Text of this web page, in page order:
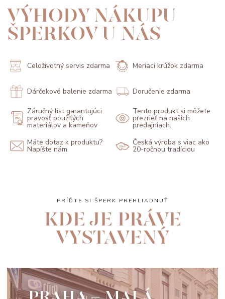
VÝHODY NÁKUPU
ŠPERKOV U NÁS
Celoživotný servis zdarma Meriaci krúžok zdarma
Dárčekové balenie zdarma Doručenie zdarma
Záručný list garantujúci
pravosť použitých
materiálov a kameňov
Tento produkt si môžete
prezrieť na našich
predajniach.
Máte dotaz k produktu?
Napíšte nám.
Česká výroba s viac ako
20-ročnou tradíciou
PRÍĎTE SI ŠPERK PREHLIADNUŤ
KDE JE PRÁVE
VYSTAVENÝ